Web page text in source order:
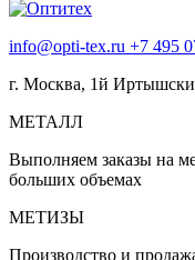
info@opti-tex.ru +7 495
г. Москва, 1й
МЕТАЛЛ
Выполняем заказы на
больших объемах
МЕТИЗЫ
Производство и